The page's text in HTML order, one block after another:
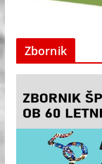
Zbornik